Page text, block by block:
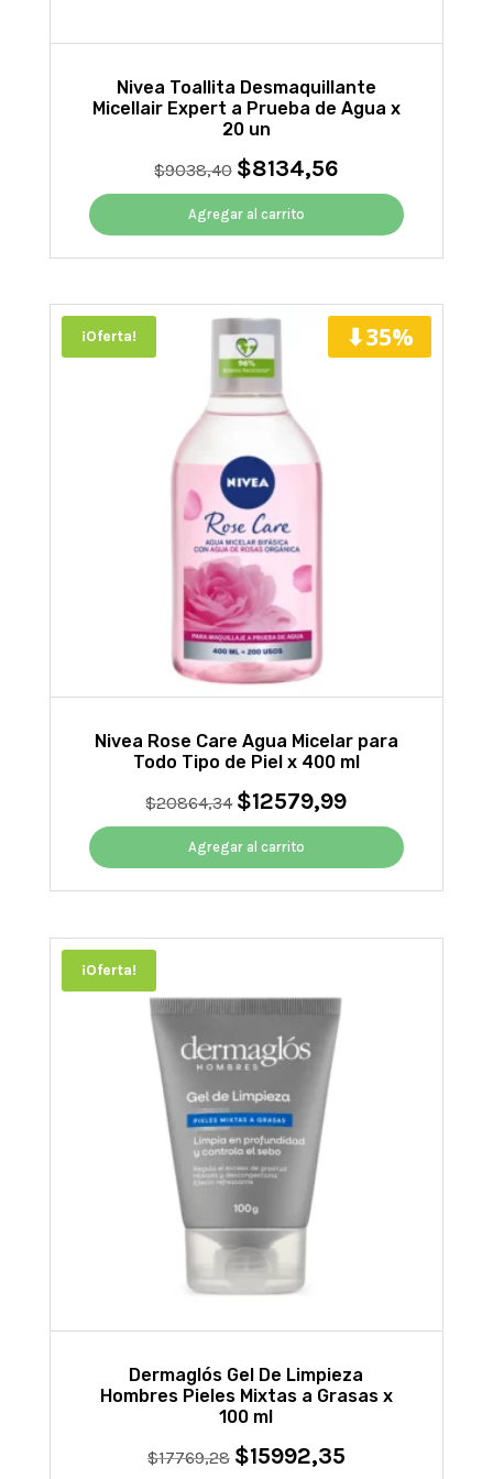
Nivea Toallita Desmaquillante
Micellair Expert a Prueba de Agua x
20 un
$9038,40 El
precio
original
era:
$9038,40.
$8134,56El
precio
es:
$8134,56.
Agregar al carrito
¡Oferta! ⬇35%
Nivea Rose Care Agua Micelar para
Todo Tipo de Piel x 400 ml
$20864,34 El
precio
original
era:
$20864,34.
$12579,99El
precio
es:
$12579,99.
Agregar al carrito
¡Oferta!
Dermaglós Gel De Limpieza
Hombres Pieles Mixtas a Grasas x
100 ml
$17769,28 El
$15992,35El